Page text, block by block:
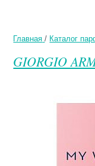
Главная / Каталог
GIORGIO